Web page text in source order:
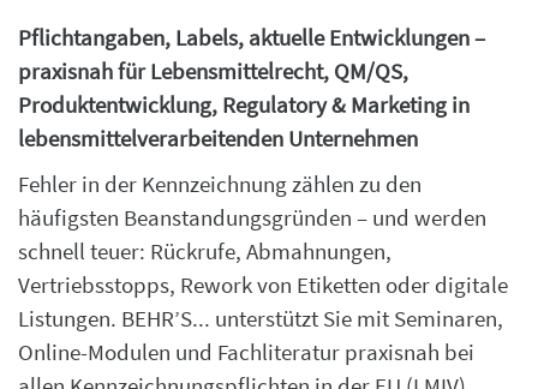
Pflichtangaben, Labels, aktuelle Entwicklungen –
praxisnah für Lebensmittelrecht, QM/QS,
Produktentwicklung, Regulatory & Marketing in
lebensmittelverarbeitenden Unternehmen
Fehler in der Kennzeichnung zählen zu den
häufigsten Beanstandungsgründen – und werden
schnell teuer: Rückrufe, Abmahnungen,
Vertriebsstopps, Rework von Etiketten oder digitale
Listungen. BEHR’S... unterstützt Sie mit Seminaren,
Online-Modulen und Fachliteratur praxisnah bei